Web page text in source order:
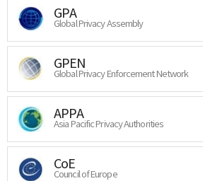
GPA
Global Privacy Assembly
GPEN
Global Privacy Enforcement Network
APPA
Asia Pacific Privacy Authorities
CoE
Council of Europe